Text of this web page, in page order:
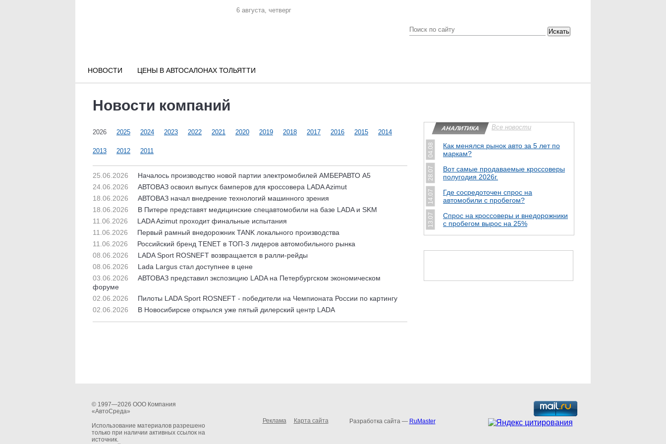
6 августа, четверг
Искать
НОВОСТИ ЦЕНЫ В АВТОСАЛОНАХ ТОЛЬЯТТИ
Новости компаний
2026 2025 2024 2023 2022 2021 2020 2019 2018 2017 2016 2015 2014
2013 2012 2011
25.06.2026
Началось производство новой партии электромобилей АМБЕРАВТО А5
24.06.2026
АВТОВАЗ освоил выпуск бамперов для кроссовера LADA Azimut
18.06.2026
АВТОВАЗ начал внедрение технологий машинного зрения
18.06.2026
В Питере представят медицинские спецавтомобили на базе LADA и SKM
11.06.2026
LADA Azimut проходит финальные испытания
11.06.2026
Первый рамный внедорожник TANK локального производства
11.06.2026
Российский бренд TENET в ТОП-3 лидеров автомобильного рынка
08.06.2026
LADA Sport ROSNEFT возвращается в ралли-рейды
08.06.2026
Lada Largus стал доступнее в цене
03.06.2026
АВТОВАЗ представил экспозицию LADA на Петербургском экономическом
форуме
02.06.2026
Пилоты LADA Sport ROSNEFT - победители на Чемпионата России по картингу
02.06.2026
В Новосибирске открылся уже пятый дилерский центр LADA
АНАЛИТИКА Все новости
04.08
Как менялся рынок авто за 5 лет по
маркам?
28.07
Вот самые продаваемые кроссоверы
полугодия 2026г.
14.07
Где сосредоточен спрос на
автомобили с пробегом?
13.07
Спрос на кроссоверы и внедорожники
с пробегом вырос на 25%
© 1997—2026 ООО Компания
«АвтоСреда»
Использование материалов разрешено
только при наличии активных ссылок на
источник.
Реклама Карта сайта Разработка сайта — RuMaster